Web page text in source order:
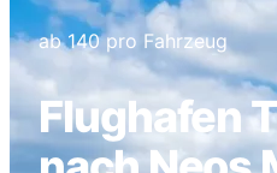
ab 140 pro Fahrzeug
Flughafen